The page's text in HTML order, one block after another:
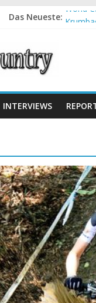
Das Neueste: World
INTERVIEWS